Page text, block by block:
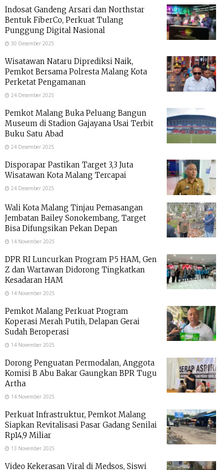
Indosat Gandeng Arsari dan Northstar
Bentuk FiberCo, Perkuat Tulang
Punggung Digital Nasional
30 Desember 2025
Wisatawan Nataru Diprediksi Naik,
Pemkot Bersama Polresta Malang Kota
Perketat Pengamanan
24 Desember 2025
Pemkot Malang Buka Peluang Bangun
Museum di Stadion Gajayana Usai Terbit
Buku Satu Abad
24 Desember 2025
Disporapar Pastikan Target 3,3 Juta
Wisatawan Kota Malang Tercapai
24 Desember 2025
Wali Kota Malang Tinjau Pemasangan
Jembatan Bailey Sonokembang, Target
Bisa Difungsikan Pekan Depan
14 November 2025
DPR RI Luncurkan Program P5 HAM, Gen
Z dan Wartawan Didorong Tingkatkan
Kesadaran HAM
14 November 2025
Pemkot Malang Perkuat Program
Koperasi Merah Putih, Delapan Gerai
Sudah Beroperasi
14 November 2025
Dorong Penguatan Permodalan, Anggota
Komisi B Abu Bakar Gaungkan BPR Tugu
Artha
14 November 2025
Perkuat Infrastruktur, Pemkot Malang
Siapkan Revitalisasi Pasar Gadang Senilai
Rp14,9 Miliar
13 November 2025
Video Kekerasan Viral di Medsos, Siswi